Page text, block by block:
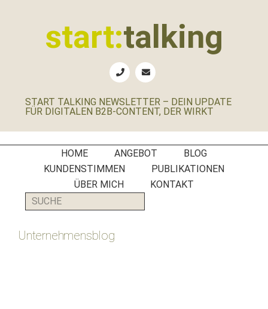
start:talking
B2B-
Social
Media
Manager
PR-
Agenturen
START TALKING NEWSLETTER – DEIN UPDATE
FÜR DIGITALEN B2B-CONTENT, DER WIRKT
HOME ANGEBOT
BLOG
KUNDENSTIMMEN
PUBLIKATIONEN
ÜBER MICH
KONTAKT
SUCHE
Unternehmensblog